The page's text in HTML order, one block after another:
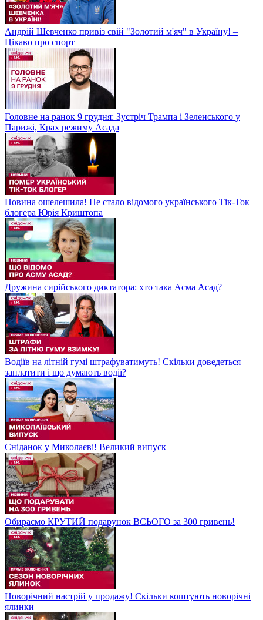
Андрій Шевченко привіз свій "Золотий м'яч" в Україну! –
Цікаво про спорт
Головне на ранок 9 грудня: Зустріч Трампа і Зеленського у
Парижі, Крах режиму Асада
Новина ошелешила! Не стало відомого українського Тік-Ток
блогера Юрія Криштопа
Дружина сирійського диктатора: хто така Асма Асад?
Водіїв на літній гумі штрафуватимуть! Скільки доведеться
заплатити і що думають водії?
Сніданок у Миколаєві! Великий випуск
Обираємо КРУТИЙ подарунок ВСЬОГО за 300 гривень!
Новорічний настрій у продажу! Скільки коштують новорічні
ялинки